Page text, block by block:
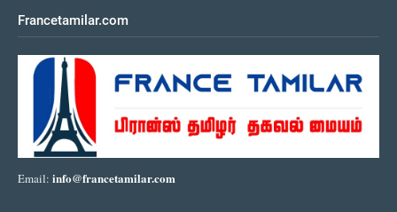
Francetamilar.com
Email: info@francetamilar.com